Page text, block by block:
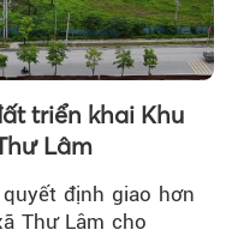
triển khai Khu
Lâm
định giao hơn
Thư Lâm cho